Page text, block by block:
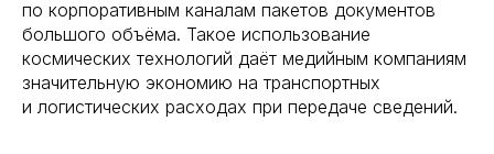
по корпоративным каналам пакетов документов
большого объёма. Такое использование
космических технологий даёт медийным компаниям
значительную экономию на транспортных
и логистических расходах при передаче сведений.